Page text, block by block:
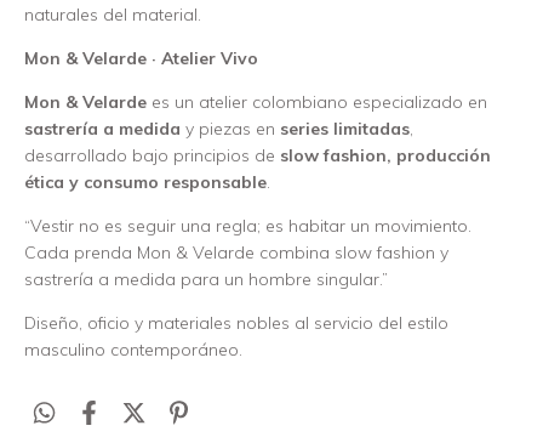
naturales del material.
Mon & Velarde · Atelier Vivo
Mon & Velarde es un atelier colombiano especializado en
sastrería a medida y piezas en series limitadas,
desarrollado bajo principios de slow fashion, producción
ética y consumo responsable.
“Vestir no es seguir una regla; es habitar un movimiento.
Cada prenda Mon & Velarde combina slow fashion y
sastrería a medida para un hombre singular.”
Diseño, oficio y materiales nobles al servicio del estilo
masculino contemporáneo.